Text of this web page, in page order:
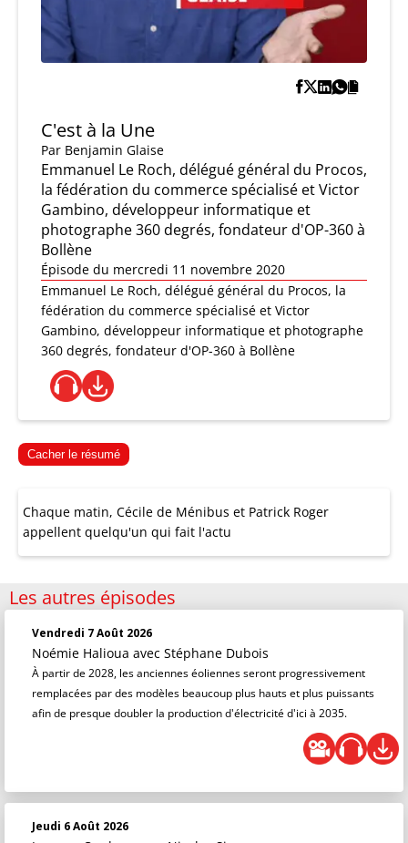
C'est à la Une
Par Benjamin Glaise
Emmanuel Le Roch, délégué général du Procos,
la fédération du commerce spécialisé et Victor
Gambino, développeur informatique et
photographe 360 degrés, fondateur d'OP-360 à
Bollène
Épisode du mercredi 11 novembre 2020
Emmanuel Le Roch, délégué général du Procos, la
fédération du commerce spécialisé et Victor
Gambino, développeur informatique et photographe
360 degrés, fondateur d'OP-360 à Bollène
Cacher le résumé
Chaque matin, Cécile de Ménibus et Patrick Roger
appellent quelqu'un qui fait l'actu
Les autres épisodes
Vendredi 7 Août 2026
Noémie Halioua avec Stéphane Dubois
À partir de 2028, les anciennes éoliennes seront progressivement
remplacées par des modèles beaucoup plus hauts et plus puissants
afin de presque doubler la production d'électricité d'ici à 2035.
Jeudi 6 Août 2026